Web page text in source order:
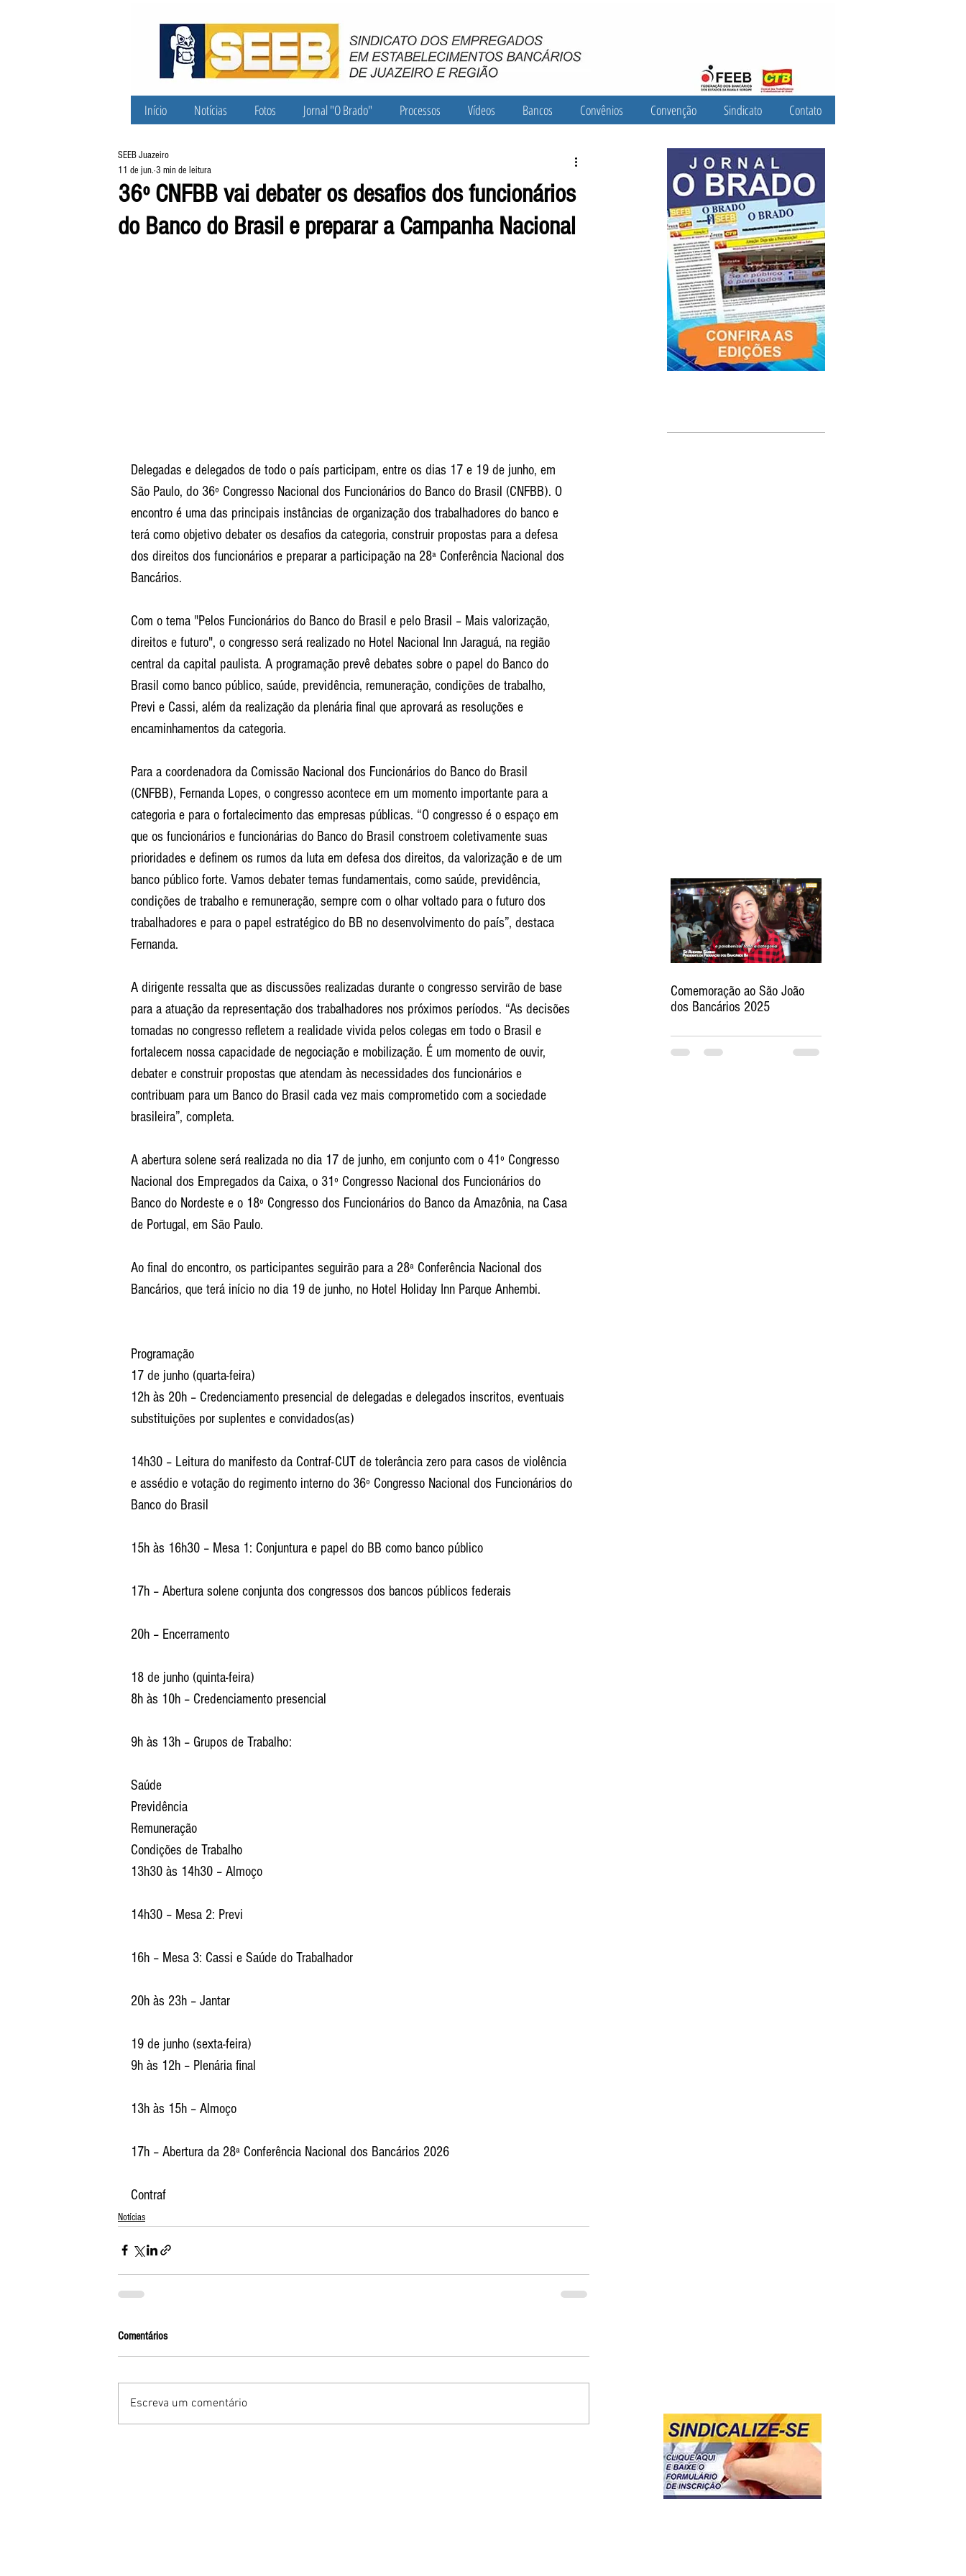
Início Notícias Fotos Jornal "O Brado" Processos Vídeos Bancos Convênios Convenção Sindicato Contato
36º CNFBB vai debater os desafios dos funcionários
do Banco do Brasil e preparar a Campanha Nacional
SEEB Juazeiro
11 de jun. 3 min de leitura
Delegadas e delegados de todo o país participam, entre os dias 17 e 19 de junho, em
São Paulo, do 36º Congresso Nacional dos Funcionários do Banco do Brasil (CNFBB). O
encontro é uma das principais instâncias de organização dos trabalhadores do banco e
terá como objetivo debater os desafios da categoria, construir propostas para a defesa
dos direitos dos funcionários e preparar a participação na 28ª Conferência Nacional dos
Bancários.
Com o tema "Pelos Funcionários do Banco do Brasil e pelo Brasil – Mais valorização,
direitos e futuro", o congresso será realizado no Hotel Nacional Inn Jaraguá, na região
central da capital paulista. A programação prevê debates sobre o papel do Banco do
Brasil como banco público, saúde, previdência, remuneração, condições de trabalho,
Previ e Cassi, além da realização da plenária final que aprovará as resoluções e
encaminhamentos da categoria.
Para a coordenadora da Comissão Nacional dos Funcionários do Banco do Brasil
(CNFBB), Fernanda Lopes, o congresso acontece em um momento importante para a
categoria e para o fortalecimento das empresas públicas. “O congresso é o espaço em
que os funcionários e funcionárias do Banco do Brasil constroem coletivamente suas
prioridades e definem os rumos da luta em defesa dos direitos, da valorização e de um
banco público forte. Vamos debater temas fundamentais, como saúde, previdência,
condições de trabalho e remuneração, sempre com o olhar voltado para o futuro dos
trabalhadores e para o papel estratégico do BB no desenvolvimento do país”, destaca
Fernanda.
A dirigente ressalta que as discussões realizadas durante o congresso servirão de base
para a atuação da representação dos trabalhadores nos próximos períodos. “As decisões
tomadas no congresso refletem a realidade vivida pelos colegas em todo o Brasil e
fortalecem nossa capacidade de negociação e mobilização. É um momento de ouvir,
debater e construir propostas que atendam às necessidades dos funcionários e
contribuam para um Banco do Brasil cada vez mais comprometido com a sociedade
brasileira”, completa.
A abertura solene será realizada no dia 17 de junho, em conjunto com o 41º Congresso
Nacional dos Empregados da Caixa, o 31º Congresso Nacional dos Funcionários do
Banco do Nordeste e o 18º Congresso dos Funcionários do Banco da Amazônia, na Casa
de Portugal, em São Paulo.
Ao final do encontro, os participantes seguirão para a 28ª Conferência Nacional dos
Bancários, que terá início no dia 19 de junho, no Hotel Holiday Inn Parque Anhembi.
Programação
17 de junho (quarta-feira)
12h às 20h – Credenciamento presencial de delegadas e delegados inscritos, eventuais
substituições por suplentes e convidados(as)
14h30 – Leitura do manifesto da Contraf-CUT de tolerância zero para casos de violência
e assédio e votação do regimento interno do 36º Congresso Nacional dos Funcionários do
Banco do Brasil
15h às 16h30 – Mesa 1: Conjuntura e papel do BB como banco público
17h – Abertura solene conjunta dos congressos dos bancos públicos federais
20h – Encerramento
18 de junho (quinta-feira)
8h às 10h – Credenciamento presencial
9h às 13h – Grupos de Trabalho:
Saúde
Previdência
Remuneração
Condições de Trabalho
13h30 às 14h30 – Almoço
14h30 – Mesa 2: Previ
16h – Mesa 3: Cassi e Saúde do Trabalhador
20h às 23h – Jantar
19 de junho (sexta-feira)
9h às 12h – Plenária final
13h às 15h – Almoço
17h – Abertura da 28ª Conferência Nacional dos Bancários 2026
Contraf
Notícias
Comentários
Escreva um comentário
Comemoração ao São João
dos Bancários 2025